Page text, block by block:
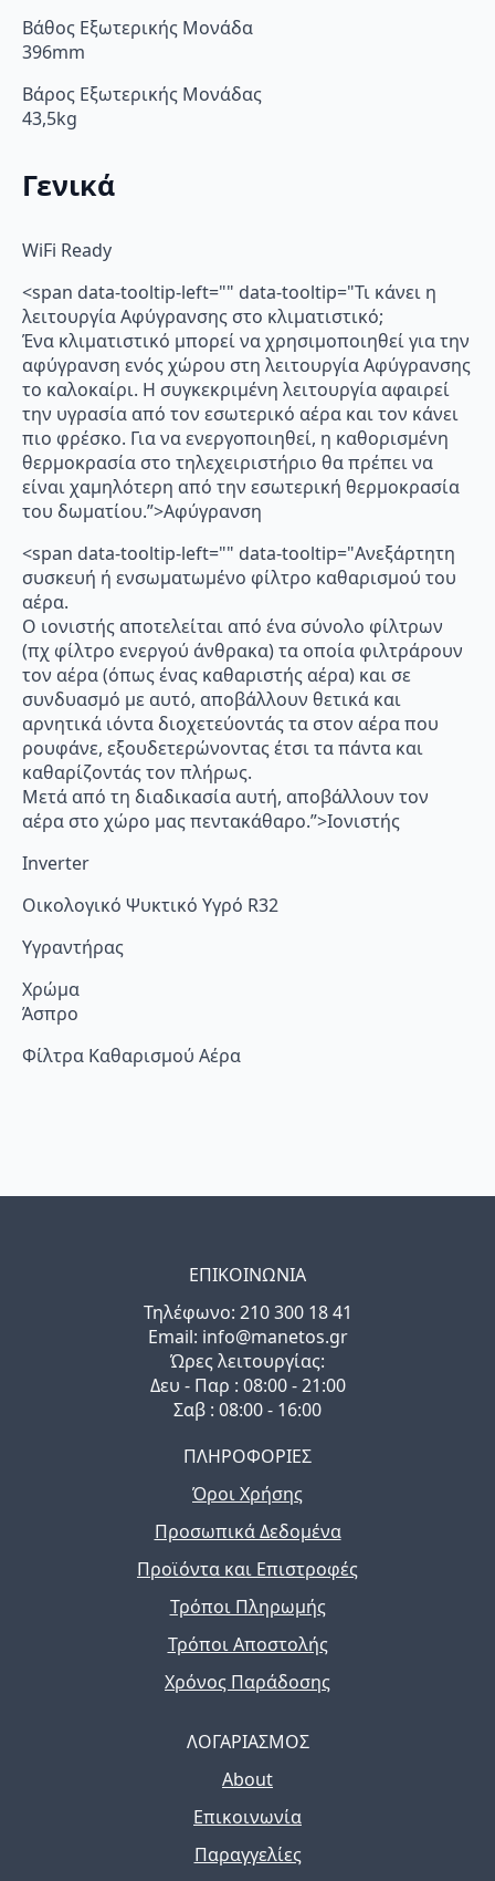
Βάθος Εξωτερικής Μονάδα
396mm
Βάρος Εξωτερικής Μονάδας
43,5kg
Γενικά
WiFi Ready
<span data-tooltip-left="" data-tooltip="Τι κάνει η
λειτουργία Αφύγρανσης στο κλιματιστικό;
Ένα κλιματιστικό μπορεί να χρησιμοποιηθεί για την
αφύγρανση ενός χώρου στη λειτουργία Αφύγρανσης
το καλοκαίρι. Η συγκεκριμένη λειτουργία αφαιρεί
την υγρασία από τον εσωτερικό αέρα και τον κάνει
πιο φρέσκο. Για να ενεργοποιηθεί, η καθορισμένη
θερμοκρασία στο τηλεχειριστήριο θα πρέπει να
είναι χαμηλότερη από την εσωτερική θερμοκρασία
του δωματίου.”>Αφύγρανση
<span data-tooltip-left="" data-tooltip="Ανεξάρτητη
συσκευή ή ενσωματωμένο φίλτρο καθαρισμού του
αέρα.
Ο ιονιστής αποτελείται από ένα σύνολο φίλτρων
(πχ φίλτρο ενεργού άνθρακα) τα οποία φιλτράρουν
τον αέρα (όπως ένας καθαριστής αέρα) και σε
συνδυασμό με αυτό, αποβάλλουν θετικά και
αρνητικά ιόντα διοχετεύοντάς τα στον αέρα που
ρουφάνε, εξουδετερώνοντας έτσι τα πάντα και
καθαρίζοντάς τον πλήρως.
Μετά από τη διαδικασία αυτή, αποβάλλουν τον
αέρα στο χώρο μας πεντακάθαρο.”>Ιονιστής
Inverter
Οικολογικό Ψυκτικό Υγρό R32
Υγραντήρας
Χρώμα
Άσπρο
Φίλτρα Καθαρισμού Αέρα
ΕΠΙΚΟΙΝΩΝΙΑ
Τηλέφωνo: 210 300 18 41
Email: info@manetos.gr
Ώρες λειτουργίας:
Δευ - Παρ : 08:00 - 21:00
Σαβ : 08:00 - 16:00
ΠΛΗΡΟΦΟΡΙΕΣ
Όροι Χρήσης
Προσωπικά Δεδομένα
Προϊόντα και Επιστροφές
Τρόποι Πληρωμής
Τρόποι Αποστολής
Χρόνος Παράδοσης
ΛΟΓΑΡΙΑΣΜΟΣ
About
Επικοινωνία
Παραγγελίες